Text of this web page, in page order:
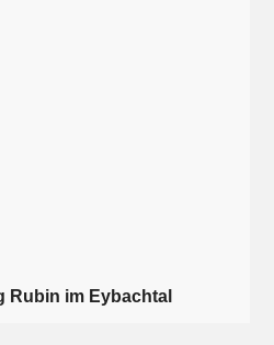
Rubin im Eybachtal